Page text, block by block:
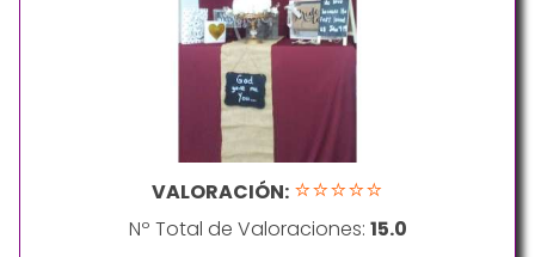
VALORACIÓN: ⭐⭐⭐⭐⭐
Nº Total de Valoraciones: 15.0